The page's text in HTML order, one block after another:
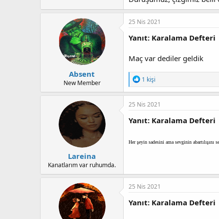
Absent
New Member
25 Nis 2021
Yanıt: Karalama Defteri
Maç var dediler geldik
T
e
p
k
l
e
:
1 kişi
Lareina
Kanatlarım var ruhumda.
25 Nis 2021
Yanıt: Karalama Defteri
Her şeyin sadesini ama sevginin abartılışını
25 Nis 2021
Yanıt: Karalama Defteri